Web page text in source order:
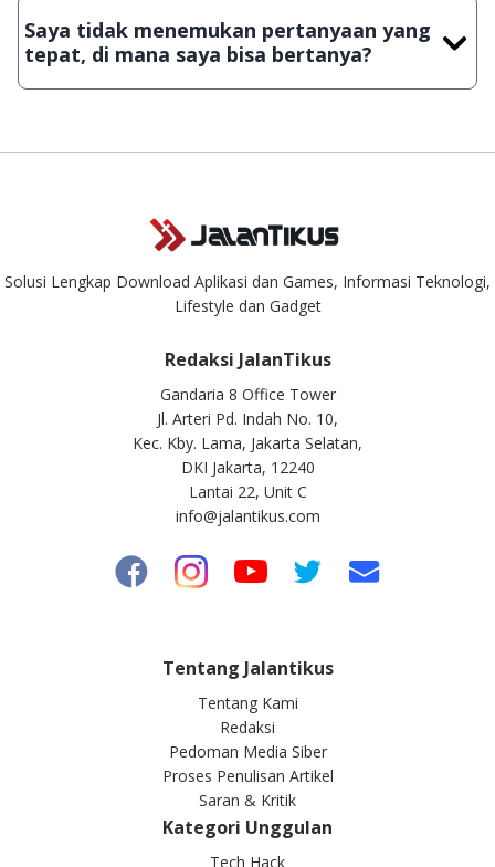
download secara manual, sehingga kuota sebesar ribuan
aplikasi & games tidak dapat tercapai dalam waktu yang
singkat.
Saya tidak menemukan pertanyaan yang
tepat, di mana saya bisa bertanya?
Kami dengan senang hati menjawab setiap pertanyaan yang
Solusi Lengkap Download Aplikasi dan Games, Informasi Teknologi,
Lifestyle dan Gadget
Redaksi JalanTikus
Gandaria 8 Office Tower
Jl. Arteri Pd. Indah No. 10,
Kec. Kby. Lama, Jakarta Selatan,
DKI Jakarta, 12240
Lantai 22, Unit C
info@jalantikus.com
Tentang Jalantikus
Tentang Kami
Redaksi
Pedoman Media Siber
Proses Penulisan Artikel
Saran & Kritik
Kategori Unggulan
Tech Hack